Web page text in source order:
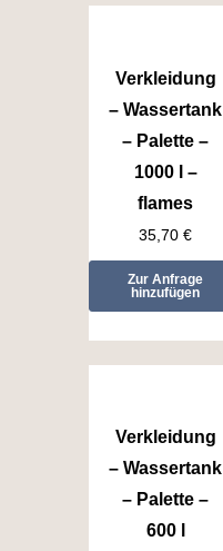
Verkleidung
– Wassertank
– Palette –
1000 l –
flames
35,70 €
Zur Anfrage
hinzufügen
Verkleidung
– Wassertank
– Palette –
600 l